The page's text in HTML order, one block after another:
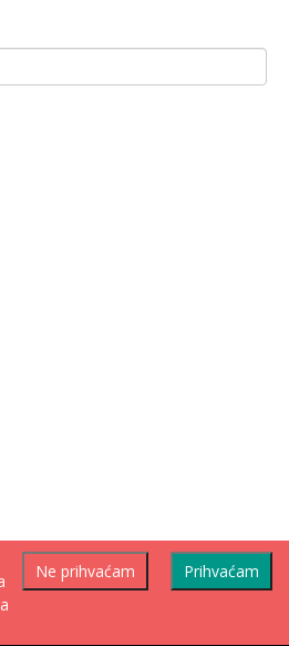
Prihvaćam
Ne prihvaćam